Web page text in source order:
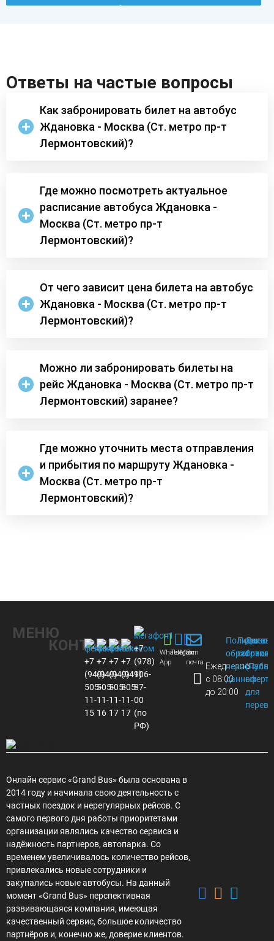
Ответы на частые вопросы
Как забронировать билет на автобус
Ждановка - Москва (Ст. метро пр-т
Лермонтовский)?
Где можно посмотреть актуальное
расписание автобуса Ждановка -
Москва (Ст. метро пр-т
Лермонтовский)?
От чего зависит цена билета на автобус
Ждановка - Москва (Ст. метро пр-т
Лермонтовский)?
Можно ли забронировать билеты на
рейс Ждановка - Москва (Ст. метро пр-т
Лермонтовский) заранее?
Где можно уточнить места отправления
и прибытия по маршруту Ждановка -
Москва (Ст. метро пр-т
Лермонтовский)?
МЕНЮ
КОНТАКТЫ
+7
(949)
505-
11-
15
+7
(949)
505-
11-
16
+7
(949)
505-
11-
17
+7
(949)
805-
11-
17
+7
(978)
106-
87-
00
(по
РФ)
Whats
App
Telegram
MaxЭл.
почта Ежедневно
с 08:00
до 20:00
Политика
обработки
данных
для
Онлайн сервис «Grand Bus» была основана в
2014 году и начинала свою деятельность с
частных поездок и нерегулярных рейсов. С
самого первого дня работы приоритетами
организации являлись качество сервиса и
надёжность партнеров, автопарка. Со
временем увеличивалось количество рейсов,
привлекались новые сотрудники и
закупались новые автобусы. На данный
момент «Grand Bus» перспективная
развивающаяся компания, имеющая
качественный сервис, большое количество
партнёров и, конечно же, доверие клиентов.